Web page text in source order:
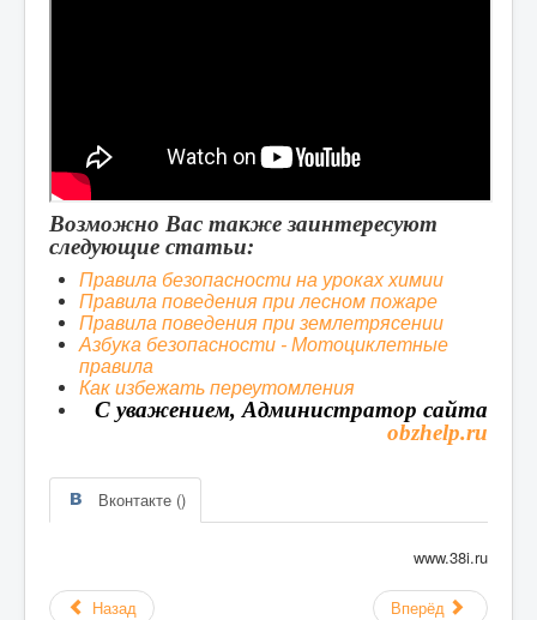
Возможно Вас также заинтересуют
следующие статьи:
Правила безопасности на уроках химии
Правила поведения при лесном пожаре
Правила поведения при землетрясении
Азбука безопасности - Мотоциклетные
правила
Как избежать переутомления
С уважением, Администратор сайта
obzhelp.ru
Вконтакте ()
www.38i.ru
Назад Вперёд